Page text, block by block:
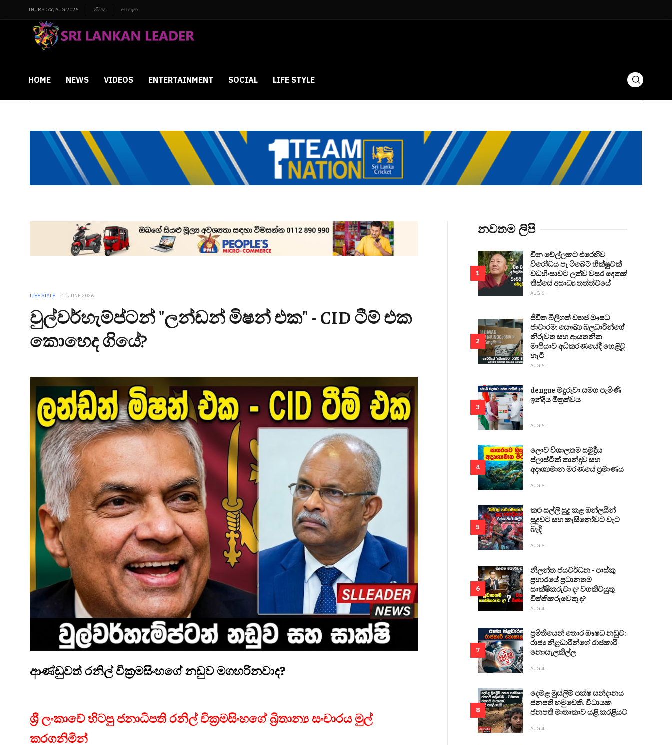
THURSDAY, AUG 2026 නිවස අප ගැන
HOME NEWS VIDEOS ENTERTAINMENT SOCIAL LIFE STYLE
LIFE STYLE 11 JUNE 2026
වුල්වර්හැම්ප්ටන් "ලන්ඩන් මිෂන් එක" - CID ටීම් එක
කොහෙද ගියේ?
ආණ්ඩුවත් රනිල් වික්‍රමසිංහගේ නඩුව මගහරිනවාද?
ශ්‍රී ලංකාවේ හිටපු ජනාධිපති රනිල් වික්‍රමසිංහගේ බ්‍රිතාන්‍ය සංචාරය මුල්
කරගනිමින්
නවතම ලිපි
1
චීන වේල්ලකට එරෙහිව
විරෝධය පෑ ටිබෙට් භික්ෂුවක්
වධහිංසාවට ලක්ව වසර දෙකක්
තිස්සේ අසාධ්‍ය තත්ත්වයේ
AUG 6
2
ජීවිත බිලිගත් ව්‍යාජ ඖෂධ
ජාවාරම: සෞඛ්‍ය බලධාරීන්ගේ
නිරුවත සහ ආයතනික
මාෆියාව අධිකරණයේදී හෙළිවූ
හැටි
AUG 6
3
dengue මදුරුවා සමග පැමිණි
ඉන්දීය මිත්‍රත්වය
AUG 6
4
ලොව විශාලතම සමුද්‍රීය
ප්ලාස්ටික් කාන්දුව සහ
අදෘශ්‍යමාන මරණයේ ප්‍රමාණය
AUG 5
5
කළු සල්ලි සුදු කළ ඔන්ලයින්
සූදුවට සහ කැසිනෝවට වැට
බැඳි
AUG 5
6
නිලන්ත ජයවර්ධන - පාස්කු
ප්‍රහාරයේ ප්‍රධානතම
සාක්ෂිකරුවා ද? වගකිවයුතු
විත්තිකරුවෙකු ද?
AUG 4
7
ප්‍රමිතියෙන් තොර ඖෂධ නඩුව:
රාජ්‍ය නිළධාරීන්ගේ රාජකාරි
නොසැලකිල්ල
AUG 4
8
දෙමළ මුස්ලිම් පක්ෂ සන්දානය
ජනපති හමුවෙති. විධායක
ජනපති මාතෘකාව යළි කරළියට
AUG 4